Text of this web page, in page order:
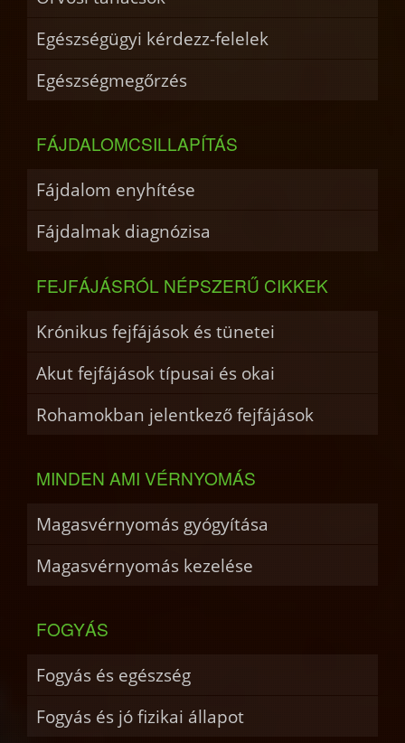
Egészségügyi kérdezz-felelek
Egészségmegőrzés
FÁJDALOMCSILLAPÍTÁS
Fájdalom enyhítése
Fájdalmak diagnózisa
FEJFÁJÁSRÓL NÉPSZERŰ CIKKEK
Krónikus fejfájások és tünetei
Akut fejfájások típusai és okai
Rohamokban jelentkező fejfájások
MINDEN AMI VÉRNYOMÁS
Magasvérnyomás gyógyítása
Magasvérnyomás kezelése
FOGYÁS
Fogyás és egészség
Fogyás és jó fizikai állapot